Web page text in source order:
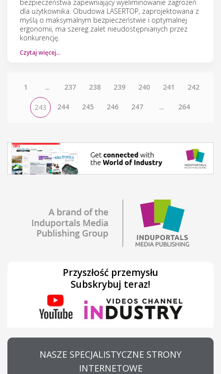
bezpieczeństwa zapewniający wyeliminowanie zagrożeń
dla użytkownika. Obudowa LASERTOP, zaprojektowana z
myślą o maksymalnym bezpieczeństwie i optymalnej
ergonomii, ma szereg zalet nieudostępnianych przez
konkurencję.
Czytaj więcej…
1 ... 237 238 239 240 241 242
243 244 245 246 247 ... 264
Przyszłość przemysłu
Subskrybuj teraz!
NASZE SPECJALISTYCZNE STRONY
INTERNETOWE